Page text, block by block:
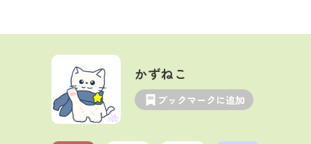
かずねこ
ブックマークに追加